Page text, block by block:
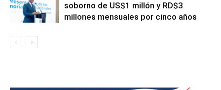
soborno de US$1 millón y RD$3
millones mensuales por cinco años